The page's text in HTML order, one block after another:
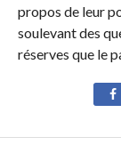
propos de leur
soulevant des
réserves que le